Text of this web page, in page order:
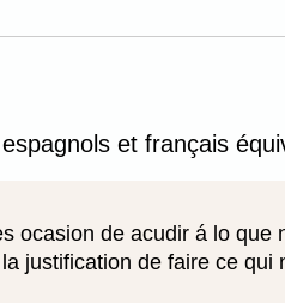
et français
ocasion de acudir á lo que
justification de faire ce